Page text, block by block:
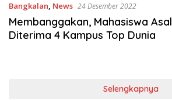
Bangkalan, News 24 Desember 2022
Membanggakan, Mahasiswa
Diterima 4 Kampus Top Dunia
Selengkapnya